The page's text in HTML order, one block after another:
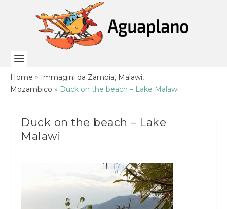
Home » Immagini da Zambia, Malawi,
Mozambico » Duck on the beach – Lake Malawi
Duck on the beach – Lake
Malawi